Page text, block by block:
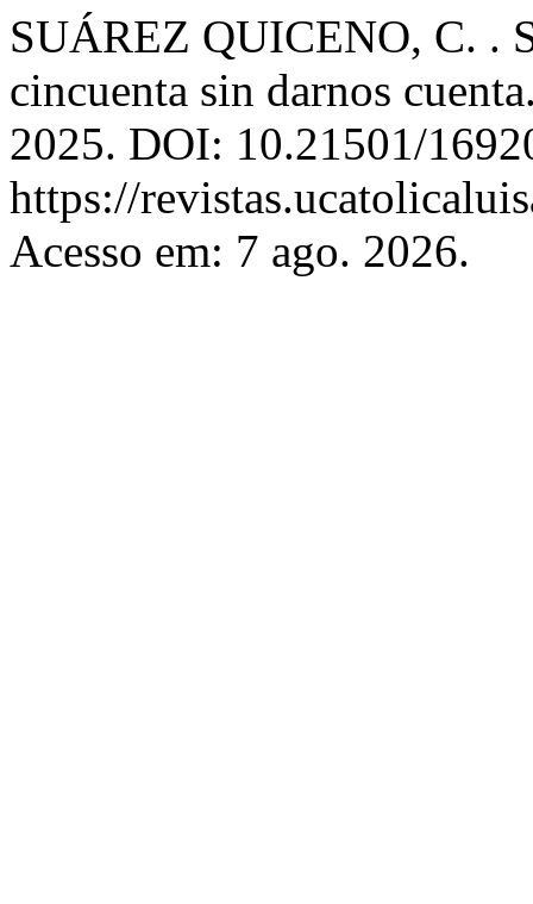
SUÁREZ QUICENO, C. .
cincuenta sin darnos
2025. DOI: 10.21501/
https://
Acesso em: 7 ago. 2026.